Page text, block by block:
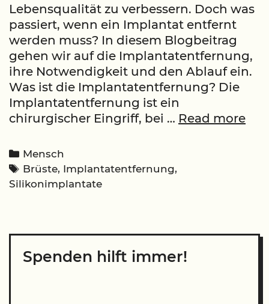
Lebensqualität zu verbessern. Doch was
passiert, wenn ein Implantat entfernt
werden muss? In diesem Blogbeitrag
gehen wir auf die Implantatentfernung,
ihre Notwendigkeit und den Ablauf ein.
Was ist die Implantatentfernung? Die
Implantatentfernung ist ein
chirurgischer Eingriff, bei … Read more
Categories
Mensch
Tags
Brüste, Implantatentfernung,
Silikonimplantate
Spenden hilft immer!